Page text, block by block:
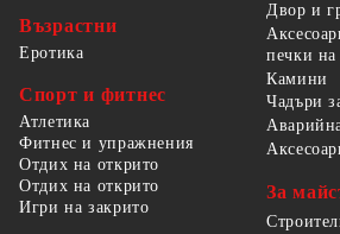
Възрастни
Еротика
Спорт и фитнес
Атлетика
Фитнес и упражнения
Отдих на открито
Отдих на открито
Игри на закрито
Двор и
печки на
Камини
Чадъри
За